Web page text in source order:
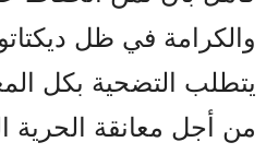
والكرامة في ظل
يتطلب التضحية بكل
من أجل معانقة الحرية